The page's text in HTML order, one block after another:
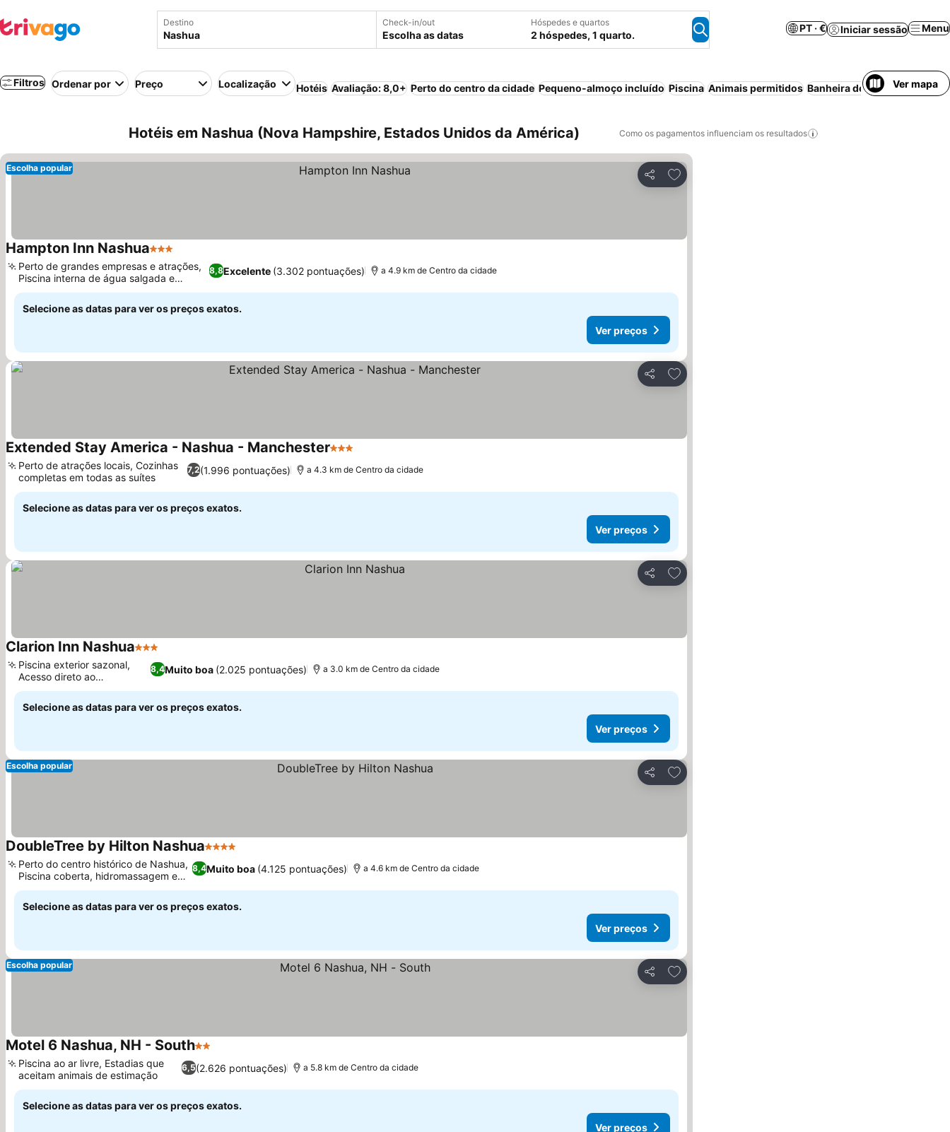
Destino Check-in/out
Escolha as datas
Hóspedes e quartos
2 hóspedes, 1 quarto.
PT · € Iniciar sessão Menu
Filtros Ordenar por Preço Localização Hotéis Avaliação: 8,0+ Perto do centro da cidade Pequeno-almoço incluído Piscina Animais permitidos Banheira de hidromassagem
Ver mapa
Hotéis em Nashua (Nova Hampshire, Estados Unidos da América) Como os pagamentos influenciam os resultados
Partilhar
Adicionar aos favoritos
Escolha popular
Hampton Inn Nashua3 Estrelas
8,8Excelente (3.302 pontuações)
Perto de grandes empresas e atrações,
Piscina interna de água salgada e
hidromassagem
a 4.9 km de Centro da cidade
Selecione as datas para ver os preços exatos.
Ver preços
Partilhar
Adicionar aos favoritos
Extended Stay America - Nashua - Manchester3 Estrelas
7,2(1.996 pontuações)
Perto de atrações locais, Cozinhas
completas em todas as suítes
a 4.3 km de Centro da cidade
Selecione as datas para ver os preços exatos.
Ver preços
Partilhar
Adicionar aos favoritos
Clarion Inn Nashua3 Estrelas
8,4Muito boa (2.025 pontuações)
Piscina exterior sazonal,
Acesso direto ao
restaurante
a 3.0 km de Centro da cidade
Selecione as datas para ver os preços exatos.
Ver preços
Partilhar
Adicionar aos favoritos
Escolha popular
DoubleTree by Hilton Nashua4 Estrelas
8,4Muito boa (4.125 pontuações)
Perto do centro histórico de Nashua,
Piscina coberta, hidromassagem e
sauna
a 4.6 km de Centro da cidade
Selecione as datas para ver os preços exatos.
Ver preços
Partilhar
Adicionar aos favoritos
Escolha popular
Motel 6 Nashua, NH - South2 Estrelas
6,5(2.626 pontuações)
Piscina ao ar livre, Estadias que
aceitam animais de estimação
a 5.8 km de Centro da cidade
Selecione as datas para ver os preços exatos.
Ver preços